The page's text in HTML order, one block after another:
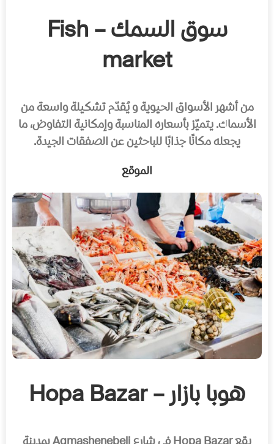
سوق السمك – Fish
market
من أشهر الأسواق الحيوية و يُقدّم تشكيلة واسعة من
الأسماك. يتميّز بأسعاره المناسبة وإمكانية التفاوض، ما
يجعله مكانًا جذابًا للباحثين عن الصفقات الجيدة.
الموقع
هوبا بازار – Hopa Bazar